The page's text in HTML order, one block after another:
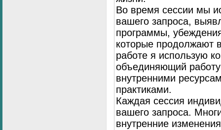
Во время сессии мы
вашего запроса,
программы,
которые продолжают
работе я использую
объединяющий
внутренними
практиками.
Каждая сессия
вашего запроса.
внутренние